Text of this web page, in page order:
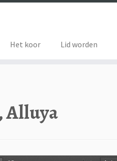
Het koor Lid worden
Alluya